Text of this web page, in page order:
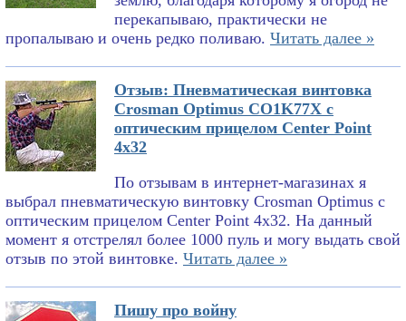
перекапываю, практически не
пропалываю и очень редко поливаю. Читать далее »
Отзыв: Пневматическая винтовка
Crosman Optimus CO1K77X с
оптическим прицелом Center Point
4x32
По отзывам в интернет-магазинах я
выбрал пневматическую винтовку Crosman Optimus с
оптическим прицелом Center Point 4x32. На данный
момент я отстрелял более 1000 пуль и могу выдать свой
отзыв по этой винтовке. Читать далее »
Пишу про войну